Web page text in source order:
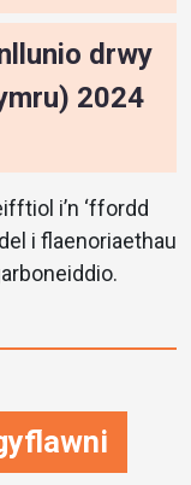
drwy
2024
i’n ‘ffordd
i flaenoriaethau